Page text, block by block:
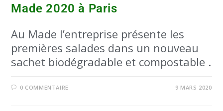
Made 2020 à Paris
Au Made l’entreprise présente les
premières salades dans un nouveau
sachet biodégradable et compostable .
0 COMMENTAIRE 9 MARS 2020